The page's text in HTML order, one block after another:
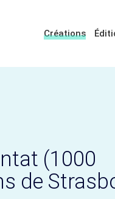
Créations
(1000
de